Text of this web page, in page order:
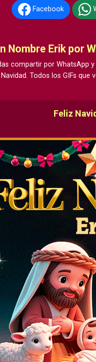
Facebook
Nombre Erik por
compartir por
Todos los GIFs
Feliz